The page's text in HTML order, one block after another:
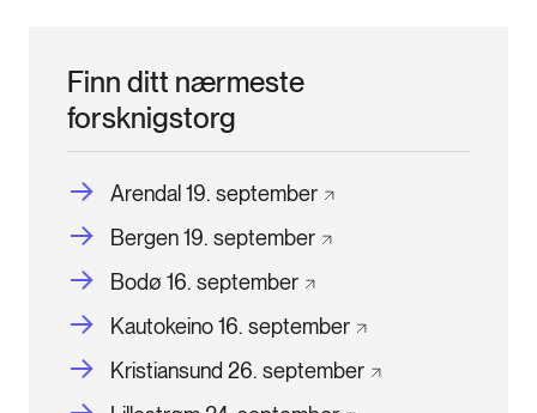
Finn ditt nærmeste
forsknigstorg
Arendal 19. september
Bergen 19. september
Bodø 16. september
Kautokeino 16. september
Kristiansund 26. september